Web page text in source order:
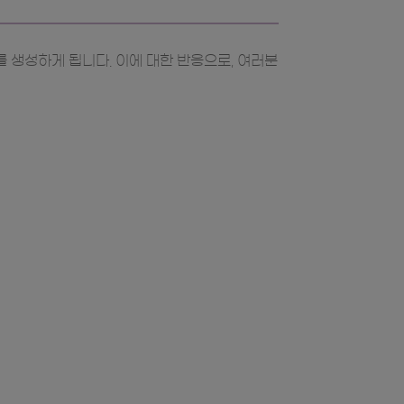
성하게 됩니다. 이에 대한 반응으로, 여러분